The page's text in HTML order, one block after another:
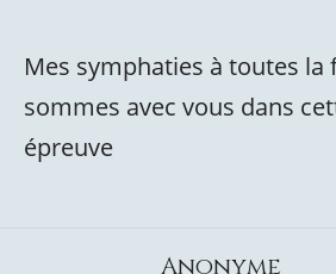
Mes symphaties à toutes la
sommes avec vous dans
épreuve
Anonyme